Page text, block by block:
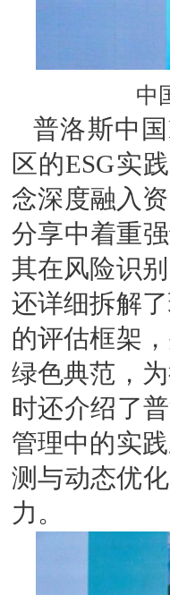
中
普洛斯中
区的ESG实
念深度融入
分享中着重
其在风险识
还详细拆解
的评估框架
绿色典范，
时还介绍了
管理中的实
测与动态优
力。